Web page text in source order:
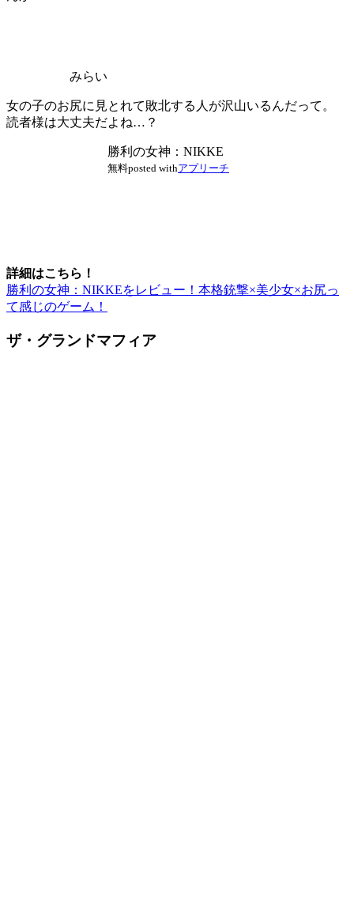
みらい
女の子のお尻に見とれて敗北する人が沢山いるんだって。
読者様は大丈夫だよね…？
勝利の女神：NIKKE
無料posted withアプリーチ
詳細はこちら！
勝利の女神：NIKKEをレビュー！本格銃撃×美少女×お尻っ
て感じのゲーム！
ザ・グランドマフィア